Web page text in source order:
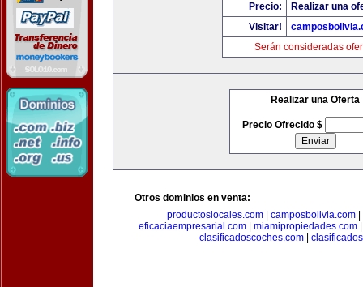
Precio:
Realizar una
Visitar!
Serán consideradas
Realizar una Oferta
Precio Ofrecido $
Otros dominios en venta:
productoslocales.com| camposbolivia.com|
eficaciaempresarial.com
miamipropiedades.com
clasificadoscoches.com|